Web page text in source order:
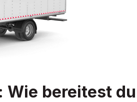
Wie bereitest